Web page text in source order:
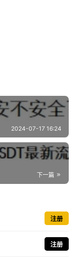
2024-07-17 16:24
下一篇
注册
注册